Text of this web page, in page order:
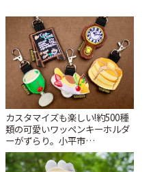
カスタマイズも楽しい!約500種
類の可愛いワッペンキーホルダ
ーがずらり。小平市
「Kimamaya T&K」 | ことりっ
ぷ